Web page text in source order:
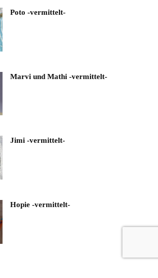
Poto -vermittelt-
Marvi und Mathi -vermittelt-
Jimi -vermittelt-
Hopie -vermittelt-